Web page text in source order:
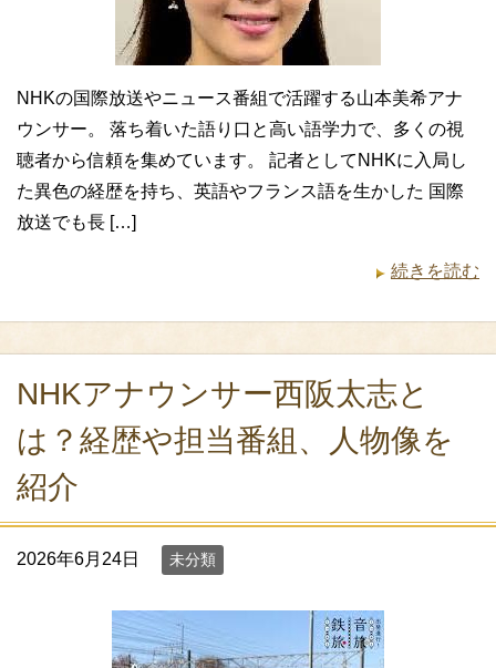
NHKの国際放送やニュース番組で活躍する山本美希アナ
ウンサー。 落ち着いた語り口と高い語学力で、多くの視
聴者から信頼を集めています。 記者としてNHKに入局し
た異色の経歴を持ち、英語やフランス語を生かした 国際
放送でも長 […]
続きを読む
NHKアナウンサー西阪太志と
は？経歴や担当番組、人物像を
紹介
2026年6月24日 未分類